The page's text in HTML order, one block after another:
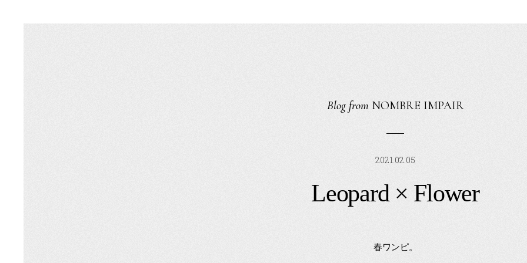
Blog from NOMBRE IMPAIR
2021.02.05
Leopard × Flower
春ワンピ。